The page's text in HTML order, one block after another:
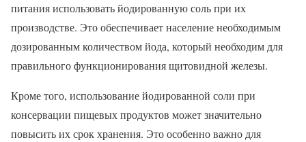
питания использовать йодированную соль при их
производстве. Это обеспечивает население необходимым
дозированным количеством йода, который необходим для
правильного функционирования щитовидной железы.
Кроме того, использование йодированной соли при
консервации пищевых продуктов может значительно
повысить их срок хранения. Это особенно важно для